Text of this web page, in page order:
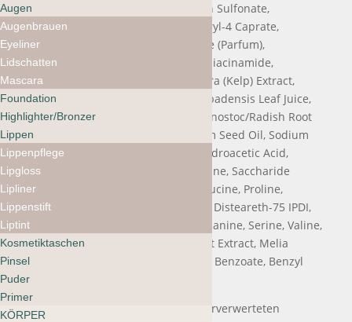
Water (Aqua), Sodium C14-16 Olefin Sulfonate,
Cocamidopropyl Betaine, Polyglyceryl-4 Caprate,
Glycerin, Cocamide MIPA, Fragrance (Parfum),
Nannochloropsis Oculata Extract, Niacinamide,
Hyaluronic Acid, Macrocystis Pyrifera (Kelp) Extract,
Spirulina Maxima Extract, Aloe Barbadensis Leaf Juice,
Porphyra Umbilicalis Extract, Leuconostoc/Radish Root
Ferment Filtrate, Silybum Marianum Seed Oil, Sodium
Gluconate, Polyquaternium-7, Dehydroacetic Acid,
Sodium PCA, Sodium Lactate, Arginine, Saccharide
Isomerate, Aspartic Acid, PCA, Isoleucine, Proline,
Threonine, 3-O-Ethyl Ascorbic Acid, Disteareth-75 IPDI,
Histidine, Phenylalanine, Glycine, Alanine, Serine, Valine,
Benzyl Alcohol, Coccinia Indica Fruit Extract, Melia
Azadirachta Flower Extract, Sodium Benzoate, Benzyl
Benzoate, Eugenol, Citric Acid.
Nachhaltige Verpackung aus wiederverwerteten
Augen
Augenbrauen
Eyeliner
Lidschatten
Mascara
Foundation
Highlighter/Bronzer
Lippen
Lippenpflege
Lipgloss
Lipliner
Lippenstift
Liptint
Kosmetiktaschen
Pinsel
Puder
Primer
KÖRPER